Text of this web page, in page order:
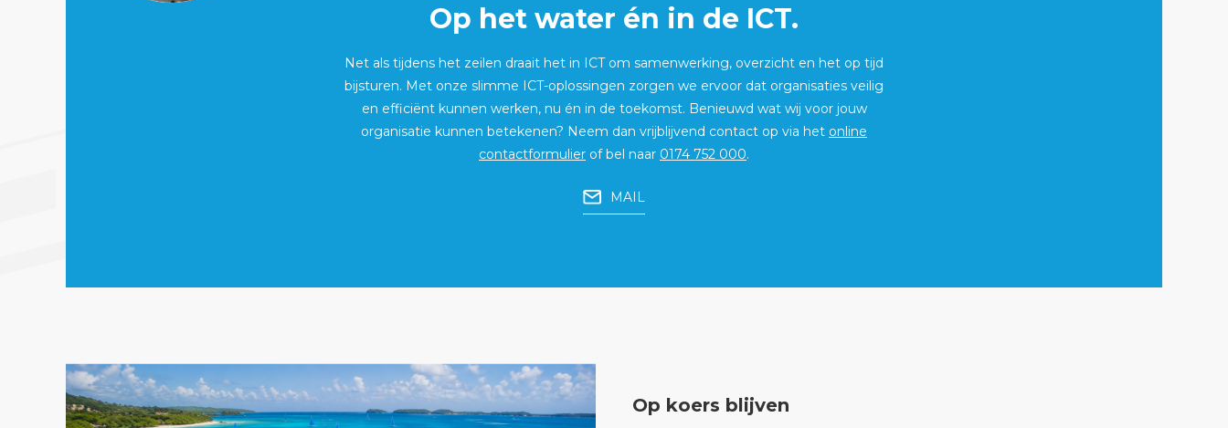
Op het water én in de ICT.
Net als tijdens het zeilen draait het in ICT om samenwerking, overzicht en het op tijd
bijsturen. Met onze slimme ICT-oplossingen zorgen we ervoor dat organisaties veilig
en efficiënt kunnen werken, nu én in de toekomst. Benieuwd wat wij voor jouw
organisatie kunnen betekenen? Neem dan vrijblijvend contact op via het online
contactformulier of bel naar 0174 752 000.
MAIL
Op koers blijven